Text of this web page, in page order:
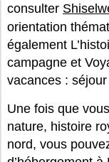
consulter
orientation
également
campagne et
vacances :
Une fois que
nature, histoire
nord, vous